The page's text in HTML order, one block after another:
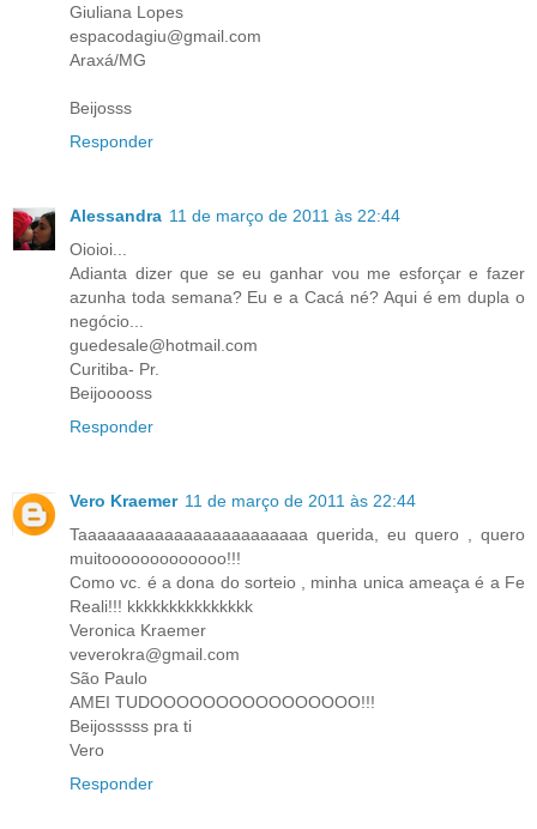
Giuliana Lopes
espacodagiu@gmail.com
Araxá/MG
Beijosss
Responder
Alessandra 11 de março de 2011 às 22:44
Oioioi...
Adianta dizer que se eu ganhar vou me esforçar e fazer
azunha toda semana? Eu e a Cacá né? Aqui é em dupla o
negócio...
guedesale@hotmail.com
Curitiba- Pr.
Beijooooss
Responder
Vero Kraemer 11 de março de 2011 às 22:44
Taaaaaaaaaaaaaaaaaaaaaaaa querida, eu quero , quero
muitooooooooooooo!!!
Como vc. é a dona do sorteio , minha unica ameaça é a Fe
Reali!!! kkkkkkkkkkkkkkk
Veronica Kraemer
veverokra@gmail.com
São Paulo
AMEI TUDOOOOOOOOOOOOOOOO!!!
Beijosssss pra ti
Vero
Responder